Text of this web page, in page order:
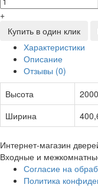
+
Купить в один клик
Характеристики
Описание
Отзывы (0)
Высота
Ширина
Интернет-магазин
Входные и
Согласие на
Политика